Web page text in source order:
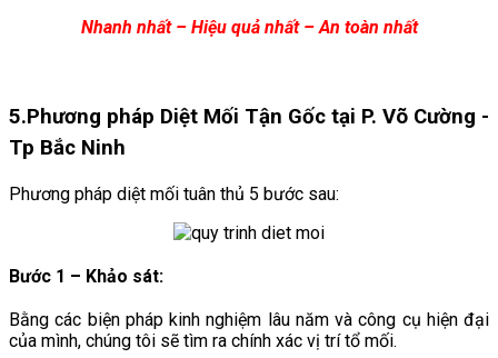
Nhanh nhất – Hiệu quả nhất – An toàn nhất
5.Phương pháp Diệt Mối Tận Gốc tại P. Võ Cường -
Tp Bắc Ninh
Phương pháp diệt mối tuân thủ 5 bước sau:
Bước 1 – Khảo sát:
Bằng các biện pháp kinh nghiệm lâu năm và công cụ hiện đại
của mình, chúng tôi sẽ tìm ra chính xác vị trí tổ mối.